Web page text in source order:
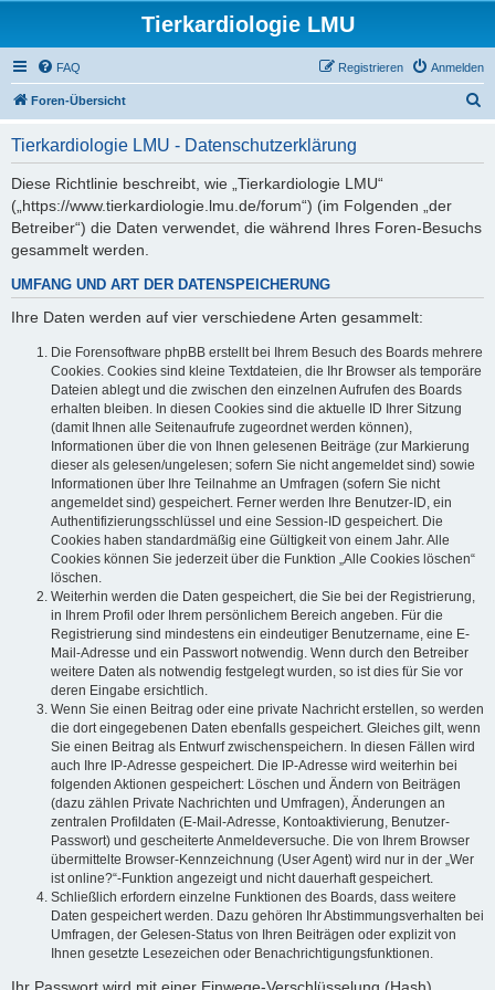
Tierkardiologie LMU
FAQ Anmelden
Registrieren
Foren-Übersicht
Tierkardiologie LMU - Datenschutzerklärung
Diese Richtlinie beschreibt, wie „Tierkardiologie LMU“
(„https://www.tierkardiologie.lmu.de/forum“) (im Folgenden „der
Betreiber“) die Daten verwendet, die während Ihres Foren-Besuchs
gesammelt werden.
UMFANG UND ART DER DATENSPEICHERUNG
Ihre Daten werden auf vier verschiedene Arten gesammelt:
Die Forensoftware phpBB erstellt bei Ihrem Besuch des Boards mehrere
Cookies. Cookies sind kleine Textdateien, die Ihr Browser als temporäre
Dateien ablegt und die zwischen den einzelnen Aufrufen des Boards
erhalten bleiben. In diesen Cookies sind die aktuelle ID Ihrer Sitzung
(damit Ihnen alle Seitenaufrufe zugeordnet werden können),
Informationen über die von Ihnen gelesenen Beiträge (zur Markierung
dieser als gelesen/ungelesen; sofern Sie nicht angemeldet sind) sowie
Informationen über Ihre Teilnahme an Umfragen (sofern Sie nicht
angemeldet sind) gespeichert. Ferner werden Ihre Benutzer-ID, ein
Authentifizierungsschlüssel und eine Session-ID gespeichert. Die
Cookies haben standardmäßig eine Gültigkeit von einem Jahr. Alle
Cookies können Sie jederzeit über die Funktion „Alle Cookies löschen“
löschen.
Weiterhin werden die Daten gespeichert, die Sie bei der Registrierung,
in Ihrem Profil oder Ihrem persönlichem Bereich angeben. Für die
Registrierung sind mindestens ein eindeutiger Benutzername, eine E-
Mail-Adresse und ein Passwort notwendig. Wenn durch den Betreiber
weitere Daten als notwendig festgelegt wurden, so ist dies für Sie vor
deren Eingabe ersichtlich.
Wenn Sie einen Beitrag oder eine private Nachricht erstellen, so werden
die dort eingegebenen Daten ebenfalls gespeichert. Gleiches gilt, wenn
Sie einen Beitrag als Entwurf zwischenspeichern. In diesen Fällen wird
auch Ihre IP-Adresse gespeichert. Die IP-Adresse wird weiterhin bei
folgenden Aktionen gespeichert: Löschen und Ändern von Beiträgen
(dazu zählen Private Nachrichten und Umfragen), Änderungen an
zentralen Profildaten (E-Mail-Adresse, Kontoaktivierung, Benutzer-
Passwort) und gescheiterte Anmeldeversuche. Die von Ihrem Browser
übermittelte Browser-Kennzeichnung (User Agent) wird nur in der „Wer
ist online?“-Funktion angezeigt und nicht dauerhaft gespeichert.
Schließlich erfordern einzelne Funktionen des Boards, dass weitere
Daten gespeichert werden. Dazu gehören Ihr Abstimmungsverhalten bei
Umfragen, der Gelesen-Status von Ihren Beiträgen oder explizit von
Ihnen gesetzte Lesezeichen oder Benachrichtigungsfunktionen.